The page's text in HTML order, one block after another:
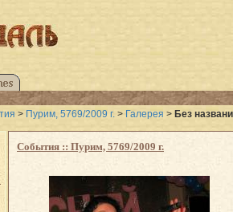
> Пурим, 5769/2009 г. > Галерея > Без
События :: Пурим, 5769/2009 г.